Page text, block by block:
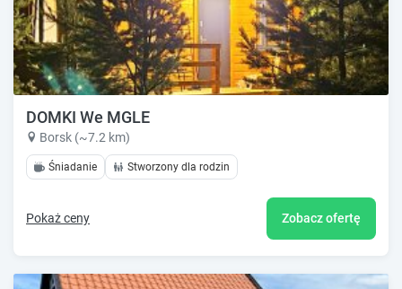
DOMKI We MGLE
Borsk (~7.2 km)
Śniadanie Stworzony dla rodzin
Pokaż ceny Zobacz ofertę